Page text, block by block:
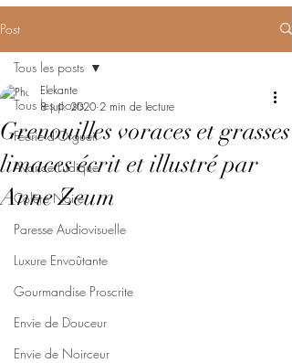
Post
Tous les posts
Féerie d'Orgueil
Avarice Ludique
Colère Noire
Paresse Audiovisuelle
Luxure Envoûtante
Gourmandise Proscrite
Envie de Douceur
Envie de Noirceur
Tous les posts
Grenouilles voraces et grasses
limaces écrit et illustré par
Anne Zeum
Elekante
8 juil. 2020 2 min de lecture